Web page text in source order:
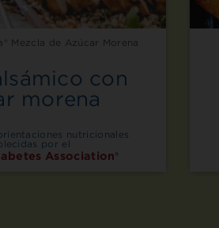
Mezcla de Azúcar Morena
con
morena
nutricionales
por el
Association®